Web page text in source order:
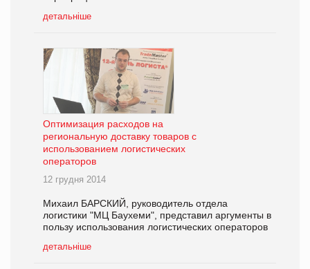
детальніше
Оптимизация расходов на
региональную доставку товаров с
использованием логистических
операторов
12 грудня 2014
Михаил БАРСКИЙ, руководитель отдела
логистики "МЦ Баухеми", представил аргументы в
пользу использования логистических операторов
детальніше